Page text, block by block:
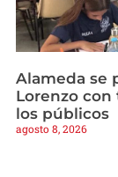
Alameda se
Lorenzo
los públicos
agosto 8, 2026